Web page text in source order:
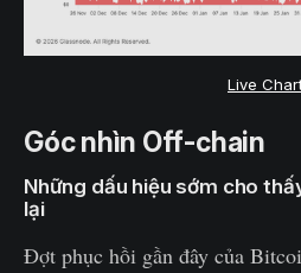
Live
Góc nhìn Off-chain
Những dấu hiệu sớm cho
lại
Đợt phục hồi gần đây của